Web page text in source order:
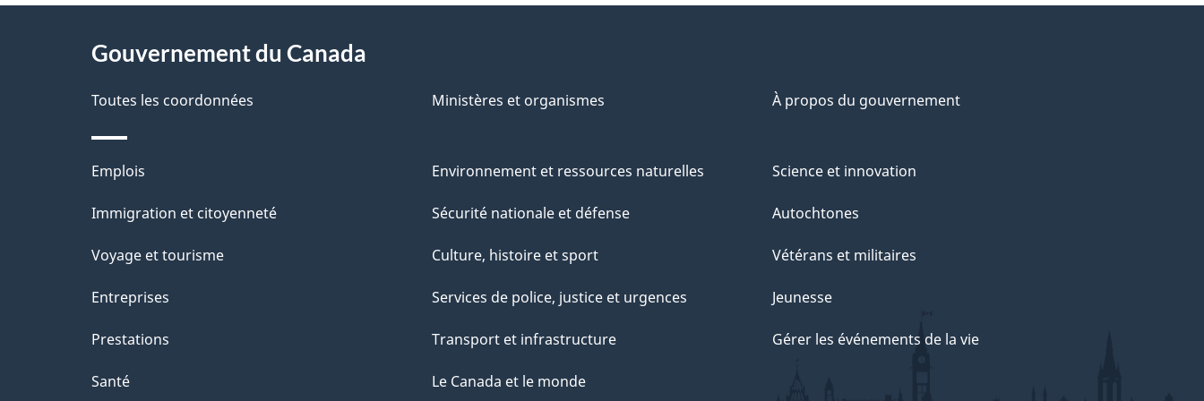
a
s
d
e
l
a
p
proposGouvernement du Canada
Toutes les coordonnées Ministères et organismes À propos du gouvernement
Thèmes
et
Emplois
Immigration et citoyenneté
Voyage et tourisme
Entreprises
Prestations
Santé
Environnement et ressources naturelles
Sécurité nationale et défense
Culture, histoire et sport
Services de police, justice et urgences
Transport et infrastructure
Le Canada et le monde
Science et innovation
Autochtones
Vétérans et militaires
Jeunesse
Gérer les événements de la vie